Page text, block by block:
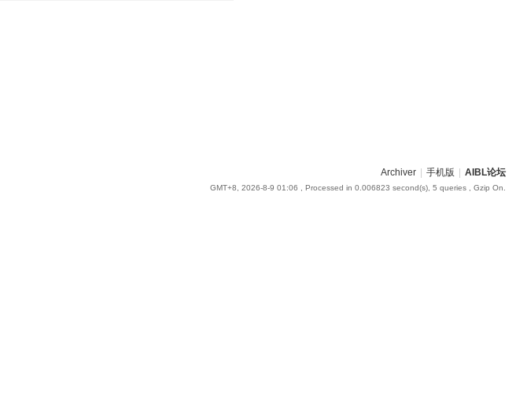
Archiver 手机版 AIBL论坛
GMT+8, 2026-8-9 01:06 , Processed in 0.006823 second(s), 5 queries , Gzip On.